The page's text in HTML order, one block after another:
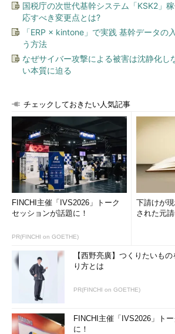
国税庁の次世代基幹システム「KSK2」
応すべき変更点とは?
「ERP × kintone」で実践 基幹データの
う方法
なぜサイバー攻撃による被害は沈静化し
い本質に迫る
チェックしておきたい人気記事
FINCHI主催「IVS2026」トーク
セッションが話題に！
PR(FINCHI on GOETHE)
下請けが
された元
【西野亮廣】つくりたいも
り方とは
PR(FINCHI on GOETHE)
FINCHI主催「IVS2026」ト
に！